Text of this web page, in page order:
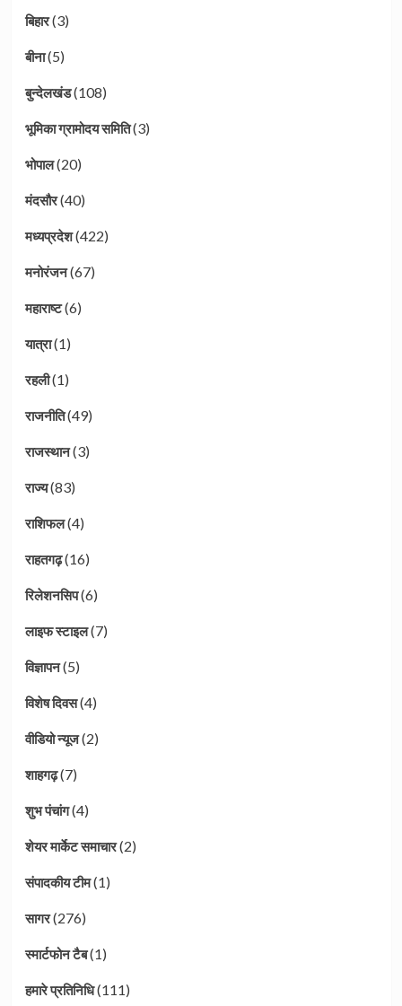
बिहार(3)
बीना(5)
बुन्देलखंड(108)
भूमिका ग्रामोदय समिति(3)
भोपाल(20)
मंदसौर(40)
मध्यप्रदेश(422)
मनोरंजन(67)
महाराष्ट(6)
यात्रा(1)
रहली(1)
राजनीति(49)
राजस्थान(3)
राज्य(83)
राशिफल(4)
राहतगढ़(16)
रिलेशनसिप(6)
लाइफ स्टाइल(7)
विज्ञापन(5)
विशेष दिवस(4)
वीडियो न्यूज(2)
शाहगढ़(7)
शुभ पंचांग(4)
शेयर मार्केट समाचार(2)
संपादकीय टीम(1)
सागर(276)
स्मार्टफोन टैब(1)
हमारे प्रतिनिधि(111)